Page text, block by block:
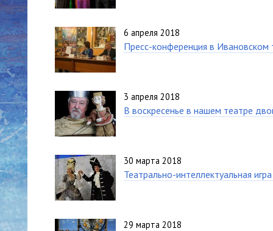
6 апреля 2018
Пресс-конференция в Ивановском
3 апреля 2018
В воскресенье в нашем театре
30 марта 2018
Театрально-интеллектуальная
29 марта 2018